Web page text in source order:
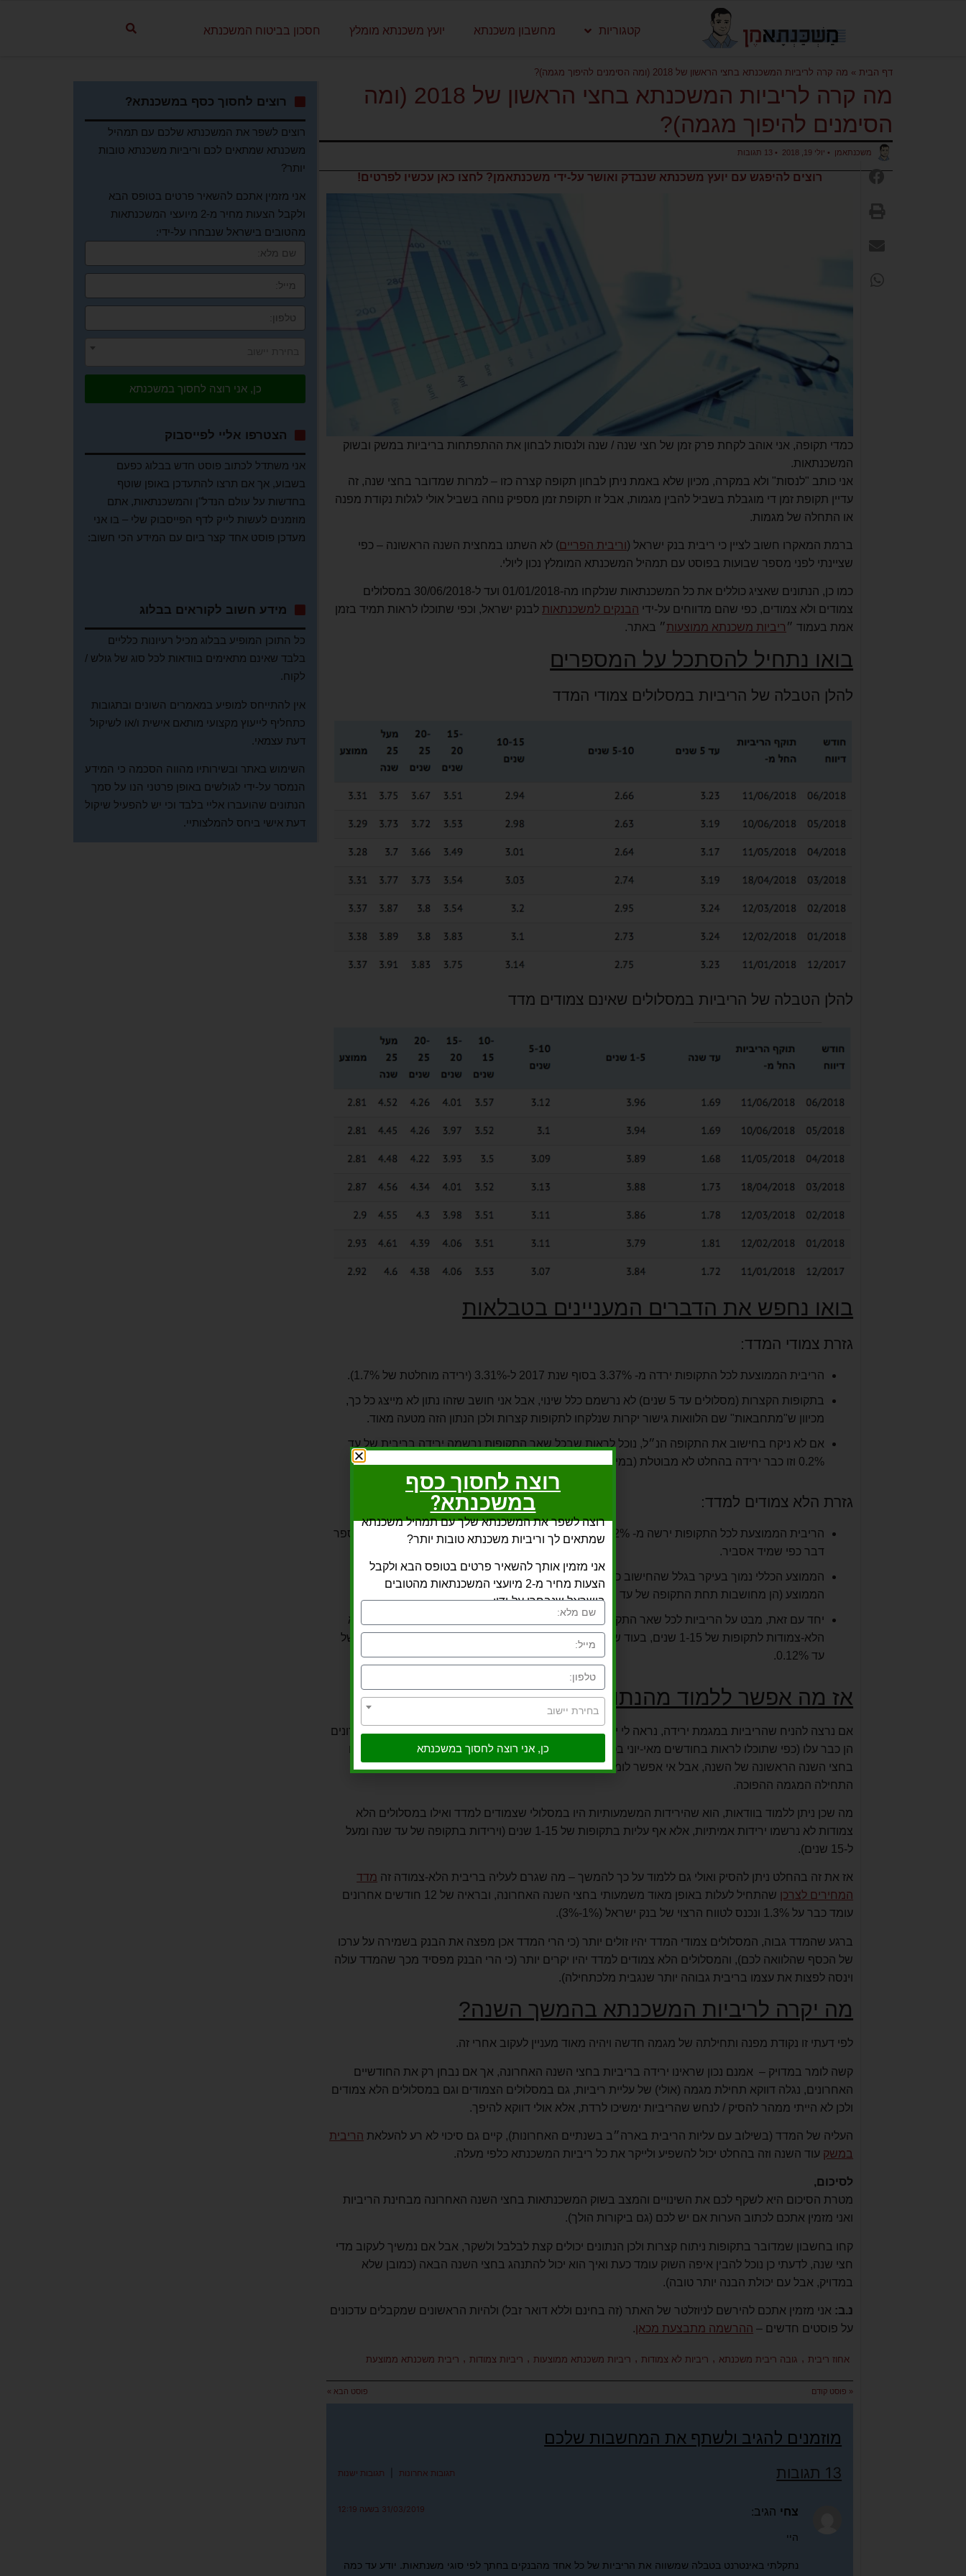
קטגוריות מחשבון משכנתא יועץ משכנתא מומלץ חסכון בביטוח המשכנתא
דף הבית » מה קרה לריביות המשכנתא בחצי הראשון של 2018 (ומה הסימנים להיפוך מגמה)?
מה קרה לריביות המשכנתא בחצי הראשון של 2018 (ומה
הסימנים להיפוך מגמה)?
משכנתאמן • יולי 19, 2018 •
רוצים להיפגש עם יועץ משכנתא שנבדק ואושר על-ידי משכנתאמן? לחצו כאן עכשיו לפרטים!
כמדי תקופה, אני אוהב לקחת פרק זמן של חצי שנה / שנה ולנסות לבחון את ההתפתחות בריביות במשק ובשוק
המשכנתאות.
אני כותב "לנסות" ולא במקרה, מכיון שלא באמת ניתן לבחון תקופה קצרה כזו – למרות שמדובר בחצי שנה, זה
עדיין תקופת זמן די מוגבלת בשביל להבין מגמות, אבל זו תקופת זמן מספיק נוחה בשביל אולי לגלות נקודת מפנה
או התחלה של מגמות.
ברמת המאקרו חשוב לציין כי ריבית בנק ישראל (וריבית הפריים) לא השתנו במחצית השנה הראשונה – כפי
שציינתי לפני מספר שבועות בפוסט עם תמהיל המשכנתא המומלץ נכון ליולי.
כמו כן, הנתונים שאציג כוללים את כל המשכנתאות שנלקחו מה-01/01/2018 ועד ל-30/06/2018 במסלולים
צמודים ולא צמודים, כפי שהם מדווחים על-ידי הבנקים למשכנתאות לבנק ישראל, וכפי שתוכלו לראות תמיד בזמן
אמת בעמוד ״ ריביות משכנתא ממוצעות ״ באתר.
בואו נתחיל להסתכל על המספרים
להלן הטבלה של הריביות במסלולים צמודי המדד
להלן הטבלה של הריביות במסלולים שאינם צמודים מדד
בואו נחפש את הדברים המעניינים בטבלאות
גזרת צמודי המדד:
הריבית הממוצעת לכל התקופות ירדה מ- 3.37% בסוף שנת 2017 ל-3.31% (ירידה מוחלטת של 1.7%).
בתקופות הקצרות (מסלולים עד 5 שנים) לא נרשמם כלל שינוי, אבל אני חושב שזהו נתון לא מייצג כל כך,
מכיוון ש"מתחבאות" שם הלוואות גישור יקרות שנלקחו לתקופות קצרות ולכן הנתון הזה מטעה מאוד.
אם לא ניקח בחישוב את התקופה הנ״ל, נוכל לראות שבכל שאר התקופות נרשמה ירידה בריבית של עד
0.2% וזו כבר ירידה בהחלט לא מבוטלת (במיוחד לאחר הירידות בריביות המשכנתא בשנה הקודמת).
גזרת הלא צמודים למדד:
הריבית הממוצעת לכל התקופות ירשה מ- 2.92% ל- 2.81% – ירידה של 0.11% – אך הנתון הזה לא מספר
דבר כפי שמיד אסביר.
הממוצע הכללי נמוך בעיקר בגלל שהחישוב כולל גם ריביות שנלקחו במסלול פריים שמוריד את כלל
הממוצע (הן מחושבות תחת התקופה של עד שנה – שבה נרשמה ירידה של 0.03% בתקופה).
יחד עם זאת, מבט על הריביות לכל שאר התקופות מציגה דווקא עליה של עד 0.12% בריביות המשכנתא
הלא-צמודות לתקופות של 1-15 שנים, בעוד שלתקופות הארוכות (מעל ל-15 שנים) נרשמה ירידה קלה של
עד 0.12%.
אז מה אפשר ללמוד מהנתונים הללו?
אם נרצה להניח שהריביות במגמת ירידה, נראה לי יהיה לומר שקצת פספסנו את הרכבת, כי בחודשיים האחרונים
הן כבר עלו (כפי שתוכלו לראות בחודשים מאי-יוני בטבלאות, פרטים בהמשך) ולכן אפשר לומר שהריביות ירדו
בחצי השנה הראשונה של השנה, אבל אי אפשר לומר שהן במגמת ירידה, כי יש מצב שבחודשיים האחרונים
התחילה המגמה ההפוכה.
מה שכן ניתן ללמוד בוודאות, הוא שהירידות המשמעותיות היו במסלולי שצמודים למדד ואילו במסלולים הלא
צמודות לא נרשמו ירידות אמיתיות, אלא אף עליות בתקופות של 1-15 שנים (וירידות בתקופה של עד שנה ומעל
ל-15 שנים).
אז את זה בהחלט ניתן להסיק ואולי גם ללמוד על כך להמשך – מה שגרם לעליה בריבית הלא-צמודה זה מדד
המחירים לצרכן
שהתחיל לעלות באופן מאוד משמעותי בחצי השנה האחרונה, ובראיה של 12 חודשים אחרונים
עומד כבר על 1.3% ונכנס לטווח הרצוי של בנק ישראל (1%-3%).
ברגע שהמדד גבוה, המסלולים צמודי המדד יהיו זולים יותר (כי הרי המדד אכן מפצה את הבנק בשמירה על ערכו
של הכסף שהלוואה לכם), והמסלולים הלא צמודים למדד יהיו יקרים יותר (כי הרי הבנק מפסיד מכך שהמדד עולה
וינסה לפצות את עצמו בריבית גבוהה יותר שנגבית מלכתחילה).
מה יקרה לריביות המשכנתא בהמשך השנה?
לפי דעתי זו נקודת מפנה ותחילתה של מגמה חדשה ויהיה מאוד מעניין לעקוב אחרי זה.
קשה לומר במדויק – אמנם נכון שראינו ירידה בריביות בחצי השנה האחרונה, אך אם נבחן רק את החודשיים
האחרונים, נגלה דווקא תחילת מגמה (אולי) של עליית ריביות, גם במסלולים הצמודים וגם במסלולים הלא צמודים
ולכן לא הייתי ממהר להסיק / לנחש שהריביות ימשיכו לרדת, אלא אולי דווקא להיפך.
העליה של המדד (בשילוב עם עליות הריבית בארה״ב בשנתיים האחרונות), קיים גם סיכוי לא רע להעלאת הריבית
במשק עוד השנה וזה בהחלט יכול להשפיע ולייקר את כל ריביות המשכנתא כלפי מעלה.
לסיכום,
מטרת הסיכום היא לשקף לכם את השינויים והמצב בשוק המשכנתאות בחצי השנה האחרונה מבחינת הריביות
ואני מזמין אתכם לכתוב הערות אם יש לכם (גם ביקורות הולך).
קחו בחשבון שמדובר בתקופות ניתוח קצרות ולכן הנתונים יכולים קצת לבלבל ולשקר, אבל אם נמשיך לעקוב מדי
חצי שנה, לדעתי כן נוכל להבין איפה השוק עומד כעת ואיך הוא יכול להתנהג בחצי השנה הבאה (כמובן שלא
במדויק, אבל עם יכולת הבנה יותר טובה).
נ.ב: אני מזמין אתכם להירשם לניוזלטר של האתר (זה בחינם וללא דואר זבל) ולהיות הראשונים שמקבלים עדכונים
על פוסטים חדשים – ההרשמה מתבצעת מכאן.
אחוז ריבית , גובה ריבית משכנתא , ריביות לא צמודות , ריביות משכנתא ממוצעות , ריביות צמודות , ריבית משכנתא ממוצעת
« פוסט קודם פוסט הבא »
מוזמנים להגיב ולשתף את המחשבות שלכם
13 תגובות תגובות אחרונות תגובות ישנות
צחי הגיב: 31/03/2019 בשעה 12:19
היי
נתקלתי באינטרנט בטבלה שמשווה את הריביות של כל אחד מהבנקים בחתך לפי סוגי משנתאות. יודע עד כמה
רוצים לחסוך כסף במשכנתא?
רוצים לשפר את המשכנתא שלכם עם תמהיל
משכנתא שמתאים לכם וריביות משכנתא טובות
יותר?
אני מזמין אתכם להשאיר פרטים בטופס הבא
ולקבל הצעות מחיר מ-2 מיועצי המשכנתאות
מהטובים בישראל שנבחרו על-ידי:
כן, אני רוצה לחסוך במשכנתא
הצטרפו אליי לפייסבוק
אני משתדל לכתוב פוסט חדש בבלוג כפעם
בשבוע, אך אם תרצו להתעדכן באופן שוטף
בחדשות על עולם הנדל"ן והמשכנתאות, אתם
מוזמנים לעשות לייק לדף הפייסבוק שלי – בו אני
מעדכן פוסט אחד קצר ביום עם המידע הכי חשוב:
מידע חשוב לקוראים בבלוג
כל התוכן המופיע בבלוג מכיל רעיונות כלליים
בלבד שאינם מתאימים בוודאות לכל סוג של גולש /
לקוח.
אין להתייחס למופיע במאמרים השונים ובתגובות
כתחליף לייעוץ מקצועי מותאם אישית ו/או לשיקול
דעת עצמאי.
השימוש באתר ובשירותיו מהווה הסכמה כי המידע
הנמסר על-ידי לגולשים באופן פרטני הנו על סמך
הנתונים שהועברו אליי בלבד וכי יש להפעיל שיקול
דעת אישי ביחס להמלצותיי.
רוצה לחסוך כסף
במשכנתא?
רוצה לשפר את המשכנתא שלך עם תמהיל משכנתא
שמתאים לך וריביות משכנתא טובות יותר?
אני מזמין אותך להשאיר פרטים בטופס הבא ולקבל
הצעות מחיר מ-2 מיועצי המשכנתאות מהטובים
בישראל שנבחרו על-ידי:
בחירת יישוב
כן, אני רוצה לחסוך במשכנתא